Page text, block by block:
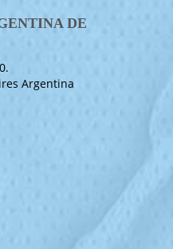
DE
Argentina